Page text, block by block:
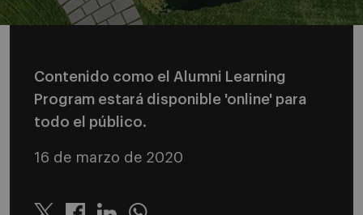
Contenido como el Alumni Learning
Program estará disponible 'online' para
todo el público.
16 de marzo de 2020